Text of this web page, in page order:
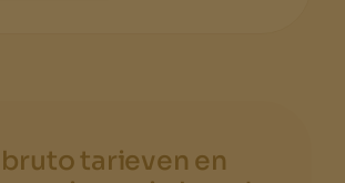
tarieven en